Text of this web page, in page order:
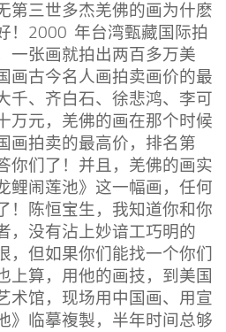
第三世多杰羌佛的画为什麽
！2000 年台湾甄藏国际拍
一张画就拍出两百多万美
画古今名人画拍卖画价的最
千、齐白石、徐悲鸿、李可
万元，羌佛的画在那个时候
画拍卖的最高价，排名第
你们了！并且，羌佛的画实
鲤闹莲池》这一幅画，任何
！陈恒宝生，我知道你和你
，没有沾上妙谙工巧明的
，但如果你们能找一个你们
上算，用他的画技，到美国
术馆，现场用中国画、用宣
》临摹複製，半年时间总够